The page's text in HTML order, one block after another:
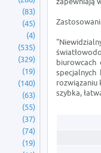
(83)
(45)
(4)
(535)
(329)
(19)
(140)
(63)
(55)
(37)
(74)
(19)
biurowcach
rozwiązaniu
szybka,